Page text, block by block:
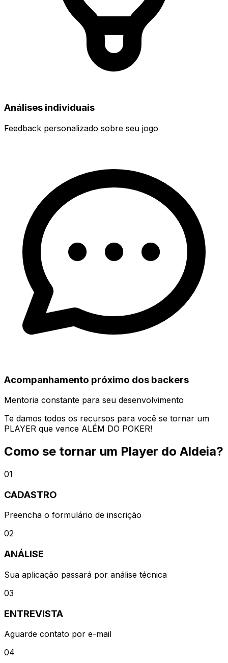
Análises individuais
Feedback personalizado sobre seu jogo
Acompanhamento próximo dos backers
Mentoria constante para seu desenvolvimento
Te damos todos os recursos para você se tornar um
PLAYER que vence ALÉM DO POKER!
Como se tornar um Player do Aldeia?
01
CADASTRO
Preencha o formulário de inscrição
02
ANÁLISE
Sua aplicação passará por análise técnica
03
ENTREVISTA
Aguarde contato por e-mail
04